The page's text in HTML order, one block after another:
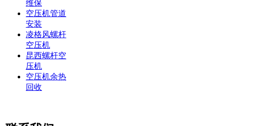
维保
空压机管道
安装
凌格风螺杆
空压机
昆西螺杆空
压机
空压机余热
回收